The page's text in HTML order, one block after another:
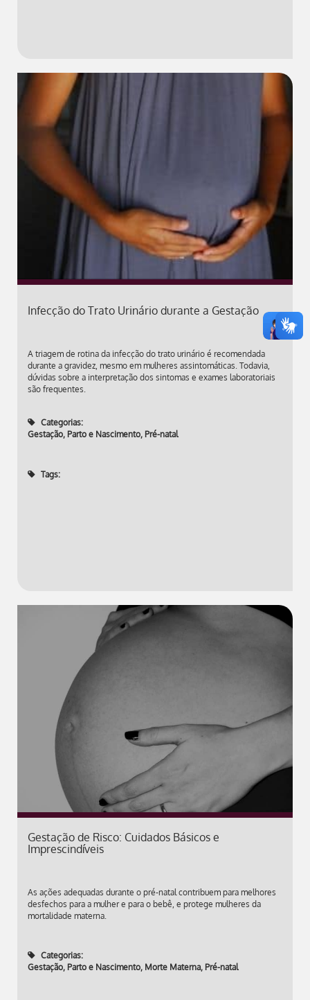
Infecção do Trato Urinário durante a Gestação
A triagem de rotina da infecção do trato urinário é recomendada
durante a gravidez, mesmo em mulheres assintomáticas. Todavia,
dúvidas sobre a interpretação dos sintomas e exames laboratoriais
são frequentes.
Categorias:
Gestação, Parto e Nascimento, Pré-natal
Tags:
Gestação de Risco: Cuidados Básicos e
Imprescindíveis
As ações adequadas durante o pré-natal contribuem para melhores
desfechos para a mulher e para o bebê, e protege mulheres da
mortalidade materna.
Categorias:
Gestação, Parto e Nascimento, Morte Materna, Pré-natal